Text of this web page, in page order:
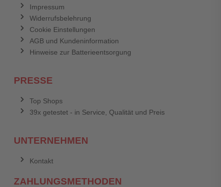
Impressum
Widerrufsbelehrung
Cookie Einstellungen
AGB und Kundeninformation
Hinweise zur Batterieentsorgung
PRESSE
Top Shops
39x getestet - in Service, Qualität und Preis
UNTERNEHMEN
Kontakt
ZAHLUNGSMETHODEN